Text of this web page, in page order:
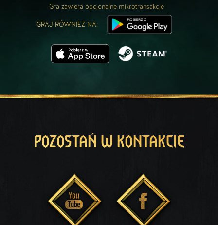
Gra zawiera opcjonalne mikrotransakcje
GRAJ RÓWNIEŻ NA:
POZOSTAŃ W KONTAKCIE